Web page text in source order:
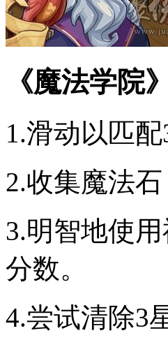
《魔法学院
1.滑动以匹
2.收集魔法
3.明智地使
分数。
4.尝试清除3